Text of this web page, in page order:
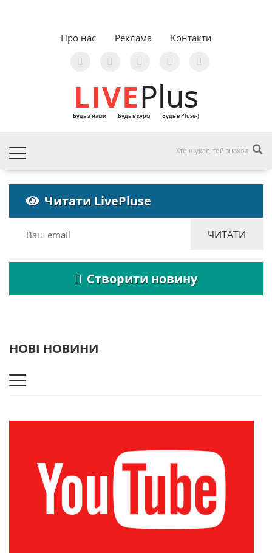
Про нас Реклама Контакти
LIVEPlus
Будь з нами Будь в курсі Будь в Pluse-)
Читати LivePluse
Створити новину
НОВІ НОВИНИ